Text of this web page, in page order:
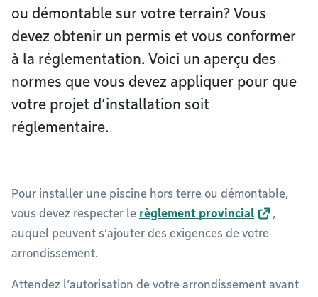
ou démontable sur votre terrain? Vous
devez obtenir un permis et vous conformer
à la réglementation. Voici un aperçu des
normes que vous devez appliquer pour que
votre projet d’installation soit
réglementaire.
Pour installer une piscine hors terre ou démontable,
vous devez respecter le règlement provincial
,
auquel peuvent s’ajouter des exigences de votre
arrondissement.
Attendez l’autorisation de votre arrondissement avant